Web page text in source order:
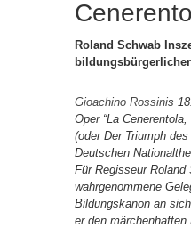
Roland Schwab
Gioachino Rossinis
Oper “La
(oder Der Triumph
Deutschen
Für Regisseur
wahrgenommene
Bildungskanon an
er den